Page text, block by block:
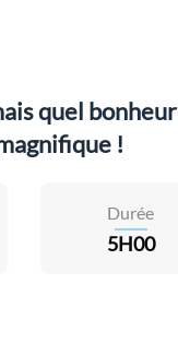
quel bonheur
!
Durée
5H00